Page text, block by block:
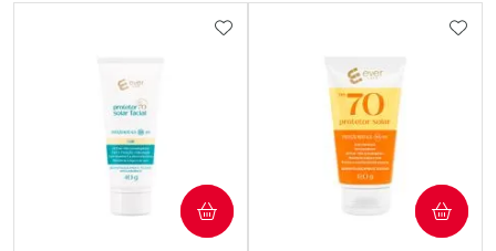
ADICIONAR AOS FAVORITOS
COMPRAR COMPRAR